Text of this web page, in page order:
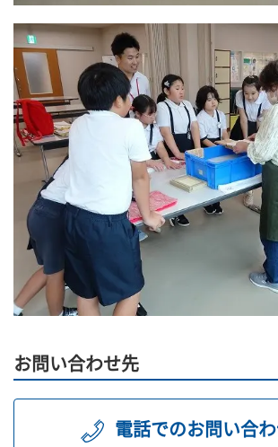
お問い合わせ先
電話でのお問い合